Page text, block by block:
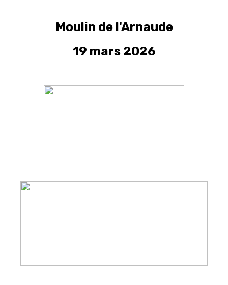
Moulin de l'Arnaude
19 mars 2026